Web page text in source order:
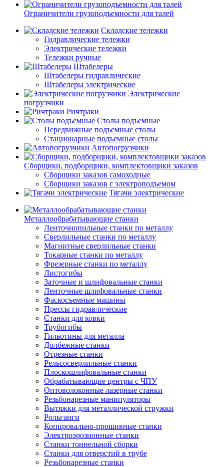
Ограничители грузоподъемности для талей
Складские тележки
Гидравлические тележки
Электрические тележки
Тележки ручные
Штабелеры
Штабелеры гидравлические
Штабелеры электрические
Электрические
погрузчики
Ричтраки
Столы подъемные
Передвижные подъемные столы
Стационарные подъемные столы
Автопогрузчики
Сборщики, подборщики, комплектовщики заказов
Сборщики заказов самоходные
Сборщики заказов с электроподъемом
Тягачи электрические
Металлообрабатывающие станки
Ленточнопильные станки по металлу
Сверлильные станки по металлу
Магнитные сверлильные станки
Токарные станки по металлу
Фрезерные станки по металлу
Листогибы
Заточные и шлифовальные станки
Ленточные шлифовальные станки
Фаскосъемные машины
Прессы гидравлические
Станки для ковки
Трубогибы
Гильотины для металла
Долбежные станки
Отрезные станки
Рельсосверлильные станки
Плоскошлифовальные станки
Обрабатывающие центры с ЧПУ
Оптоволоконные лазерные станки
Резьбонарезные манипуляторы
Вытяжки для металлической стружки
Рольганги
Копировально-прошивные станки
Электроэрозионные станки
Станки тоннельной сборки
Станки для отверстий в трубе
Резьбонарезные станки